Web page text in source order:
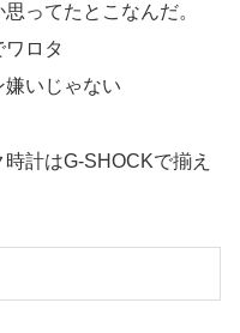
ってたとこなんだ。
ロタ
嫌いじゃない
計はG-SHOCKで揃え